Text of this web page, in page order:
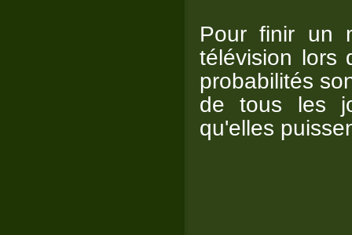
Pour finir un
télévision lors
probabilités
de tous les
qu'elles